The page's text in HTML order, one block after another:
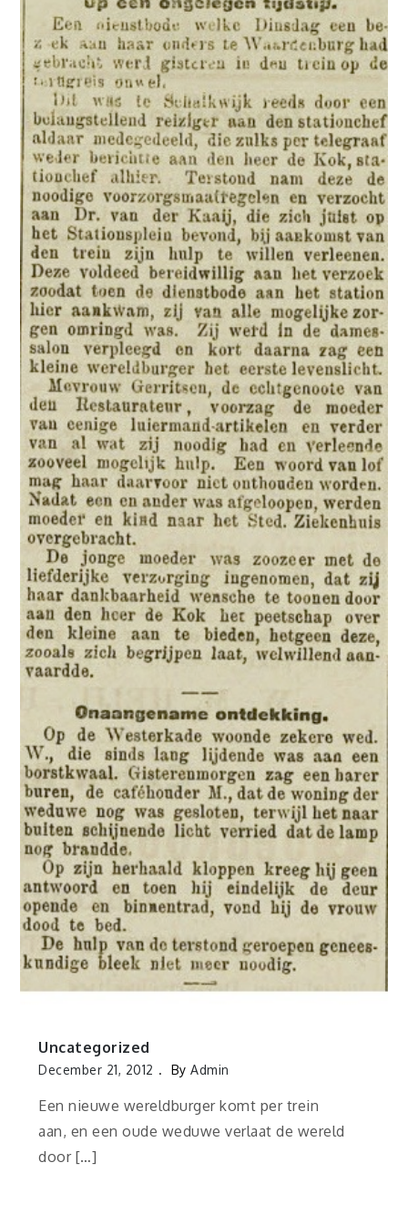
Uncategorized
December 21, 2012 ByAdmin
Een nieuwe wereldburger komt per trein
aan, en een oude weduwe verlaat de wereld
door […]